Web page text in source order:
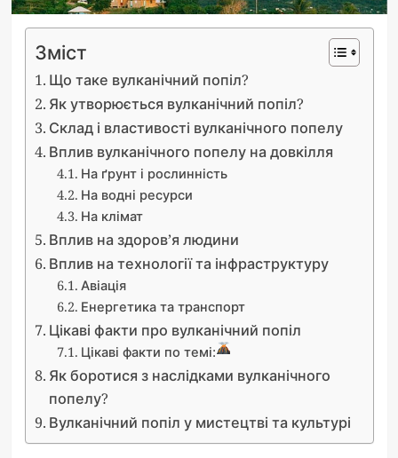
Зміст
Що таке вулканічний попіл?
Як утворюється вулканічний попіл?
Склад і властивості вулканічного попелу
Вплив вулканічного попелу на довкілля
На ґрунт і рослинність
На водні ресурси
На клімат
Вплив на здоров’я людини
Вплив на технології та інфраструктуру
Авіація
Енергетика та транспорт
Цікаві факти про вулканічний попіл
Цікаві факти по темі:
Як боротися з наслідками вулканічного
попелу?
Вулканічний попіл у мистецтві та культурі